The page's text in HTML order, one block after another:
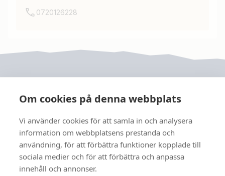
Om cookies på denna webbplats
Vi använder cookies för att samla in och analysera
information om webbplatsens prestanda och
användning, för att förbättra funktioner kopplade till
sociala medier och för att förbättra och anpassa
innehåll och annonser.
0720126228
JRF
FÖLJ OSS